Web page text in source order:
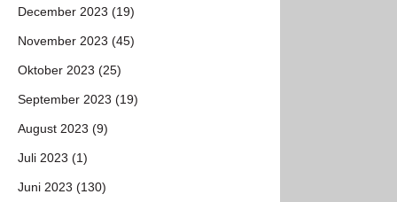
December 2023 (19)
November 2023 (45)
Oktober 2023 (25)
September 2023 (19)
August 2023 (9)
Juli 2023 (1)
Juni 2023 (130)